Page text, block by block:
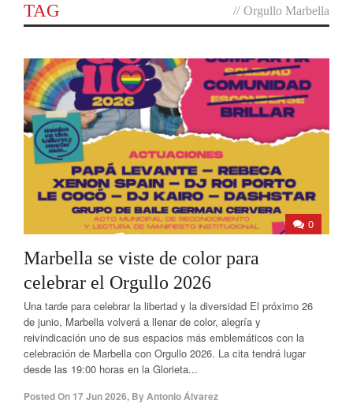
TAG // Orgullo Marbella
0
Marbella se viste de color para
celebrar el Orgullo 2026
Una tarde para celebrar la libertad y la diversidad El próximo 26
de junio, Marbella volverá a llenar de color, alegría y
reivindicación uno de sus espacios más emblemáticos con la
celebración de Marbella con Orgullo 2026. La cita tendrá lugar
desde las 19:00 horas en la Glorieta...
Posted On 17 Jun 2026, ByAntonio Álvarez